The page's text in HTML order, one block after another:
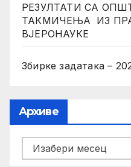
РЕЗУЛТАТИ СА
ТАКМИЧЕЊА ИЗ
ВЈЕРОНАУКЕ
Збирке задатака –
Архиве
Архиве